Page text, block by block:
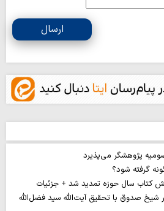
ارسال
پژوهشگر می‌پذیرد
گرفته شود؟
کتاب سال حوزه تمدید شد + جزئیات
شیخ صدوق با تحقیق آیت‌الله سید فضل‌الله